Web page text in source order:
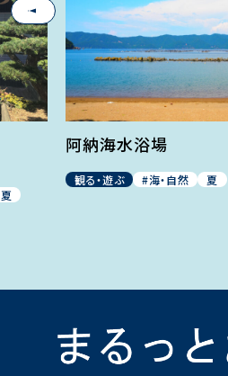
夏
阿納海水浴場
観る・遊ぶ #海・自然 夏